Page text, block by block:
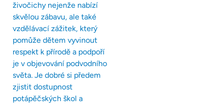
živočichy nejenže nabízí
skvělou zábavu, ale také
vzdělávací zážitek, který
pomůže dětem vyvinout
respekt k přírodě a podpoří
je v objevování podvodního
světa. Je dobré si předem
zjistit dostupnost
potápěčských škol a